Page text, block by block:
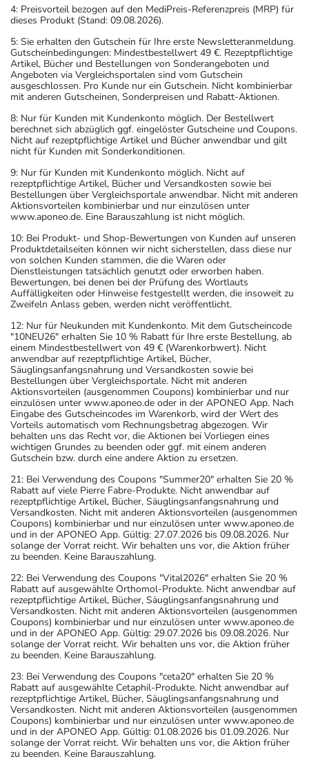
4: Preisvorteil bezogen auf den MediPreis-Referenzpreis (MRP) für
dieses Produkt (Stand: 09.08.2026).
5: Sie erhalten den Gutschein für Ihre erste Newsletteranmeldung.
Gutscheinbedingungen: Mindestbestellwert 49 €. Rezeptpflichtige
Artikel, Bücher und Bestellungen von Sonderangeboten und
Angeboten via Vergleichsportalen sind vom Gutschein
ausgeschlossen. Pro Kunde nur ein Gutschein. Nicht kombinierbar
mit anderen Gutscheinen, Sonderpreisen und Rabatt-Aktionen.
8: Nur für Kunden mit Kundenkonto möglich. Der Bestellwert
berechnet sich abzüglich ggf. eingelöster Gutscheine und Coupons.
Nicht auf rezeptpflichtige Artikel und Bücher anwendbar und gilt
nicht für Kunden mit Sonderkonditionen.
9: Nur für Kunden mit Kundenkonto möglich. Nicht auf
rezeptpflichtige Artikel, Bücher und Versandkosten sowie bei
Bestellungen über Vergleichsportale anwendbar. Nicht mit anderen
Aktionsvorteilen kombinierbar und nur einzulösen unter
www.aponeo.de. Eine Barauszahlung ist nicht möglich.
10: Bei Produkt- und Shop-Bewertungen von Kunden auf unseren
Produktdetailseiten können wir nicht sicherstellen, dass diese nur
von solchen Kunden stammen, die die Waren oder
Dienstleistungen tatsächlich genutzt oder erworben haben.
Bewertungen, bei denen bei der Prüfung des Wortlauts
Auffälligkeiten oder Hinweise festgestellt werden, die insoweit zu
Zweifeln Anlass geben, werden nicht veröffentlicht.
12: Nur für Neukunden mit Kundenkonto. Mit dem Gutscheincode
"10NEU26" erhalten Sie 10 % Rabatt für Ihre erste Bestellung, ab
einem Mindestbestellwert von 49 € (Warenkorbwert). Nicht
anwendbar auf rezeptpflichtige Artikel, Bücher,
Säuglingsanfangsnahrung und Versandkosten sowie bei
Bestellungen über Vergleichsportale. Nicht mit anderen
Aktionsvorteilen (ausgenommen Coupons) kombinierbar und nur
einzulösen unter www.aponeo.de oder in der APONEO App. Nach
Eingabe des Gutscheincodes im Warenkorb, wird der Wert des
Vorteils automatisch vom Rechnungsbetrag abgezogen. Wir
behalten uns das Recht vor, die Aktionen bei Vorliegen eines
wichtigen Grundes zu beenden oder ggf. mit einem anderen
Gutschein bzw. durch eine andere Aktion zu ersetzen.
21: Bei Verwendung des Coupons "Summer20" erhalten Sie 20 %
Rabatt auf viele Pierre Fabre-Produkte. Nicht anwendbar auf
rezeptpflichtige Artikel, Bücher, Säuglingsanfangsnahrung und
Versandkosten. Nicht mit anderen Aktionsvorteilen (ausgenommen
Coupons) kombinierbar und nur einzulösen unter www.aponeo.de
und in der APONEO App. Gültig: 27.07.2026 bis 09.08.2026. Nur
solange der Vorrat reicht. Wir behalten uns vor, die Aktion früher
zu beenden. Keine Barauszahlung.
22: Bei Verwendung des Coupons "Vital2026" erhalten Sie 20 %
Rabatt auf ausgewählte Orthomol-Produkte. Nicht anwendbar auf
rezeptpflichtige Artikel, Bücher, Säuglingsanfangsnahrung und
Versandkosten. Nicht mit anderen Aktionsvorteilen (ausgenommen
Coupons) kombinierbar und nur einzulösen unter www.aponeo.de
und in der APONEO App. Gültig: 29.07.2026 bis 09.08.2026. Nur
solange der Vorrat reicht. Wir behalten uns vor, die Aktion früher
zu beenden. Keine Barauszahlung.
23: Bei Verwendung des Coupons "ceta20" erhalten Sie 20 %
Rabatt auf ausgewählte Cetaphil-Produkte. Nicht anwendbar auf
rezeptpflichtige Artikel, Bücher, Säuglingsanfangsnahrung und
Versandkosten. Nicht mit anderen Aktionsvorteilen (ausgenommen
Coupons) kombinierbar und nur einzulösen unter www.aponeo.de
und in der APONEO App. Gültig: 01.08.2026 bis 01.09.2026. Nur
solange der Vorrat reicht. Wir behalten uns vor, die Aktion früher
zu beenden. Keine Barauszahlung.